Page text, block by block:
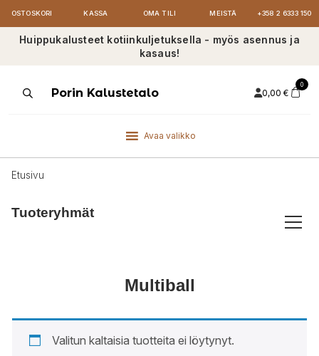
OSTOSKORI KASSA OMA TILI MEISTÄ +358 2 6333 150
Huippukalusteet kotiinkuljetuksella - myös asennus ja
kasaus!
ProductsPorin Kalustetalo 0,00 €
0
Avaa valikko
Etusivu
Tuoteryhmät
Multiball
Valitun kaltaisia tuotteita ei löytynyt.